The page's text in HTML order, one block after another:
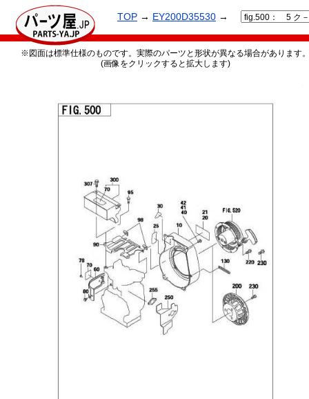
TOP → EY200D35530 →
※図面は標準仕様のものです。実際のパーツと形状が異なる場合があります
(画像をクリックすると拡大します)